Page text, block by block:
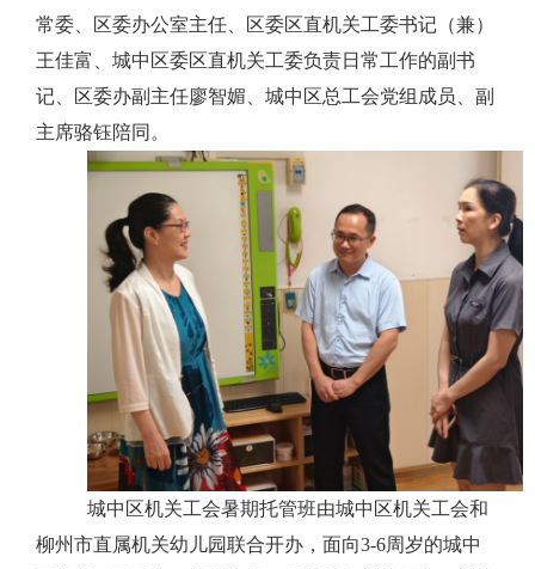
常委、区委办公室主任、区委区直机关工委书记（兼）
王佳富、城中区委区直机关工委负责日常工作的副书
记、区委办副主任廖智媚、城中区总工会党组成员、副
主席骆钰陪同。
城中区机关工会暑期托管班由城中区机关工会和
柳州市直属机关幼儿园联合开办，面向3-6周岁的城中